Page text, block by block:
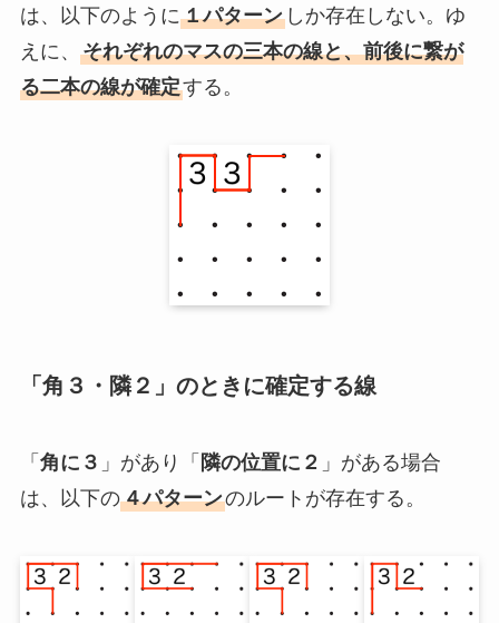
は、以下のように１パターンしか存在しない。ゆ
えに、 それぞれのマスの三本の線と、前後に繋が
る二本の線が確定する。
「角３・隣２」のときに確定する線
「 角に３ 」があり「 隣の位置に２ 」がある場合
は、以下の４パターンのルートが存在する。